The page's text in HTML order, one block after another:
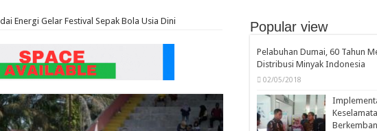
Energi Gelar Festival Sepak Bola Usia Dini Popular view
Pelabuhan Dumai, 60 Tahun
Distribusi Minyak Indonesia
02/05/2018